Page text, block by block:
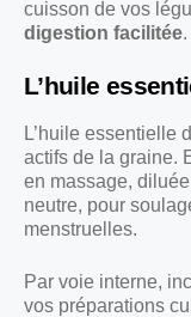
cuisson de vos
digestion facilitée.
L’huile
L’huile essentielle
actifs de la graine.
en massage,
neutre, pour
menstruelles.
Par voie interne,
vos préparations